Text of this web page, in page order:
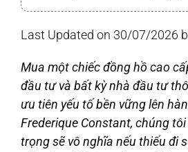
Last Updated on 30/07/2026
Mua một chiếc đồng hồ cao
đầu tư và bất kỳ nhà đầu tư
ưu tiên yếu tố bền vững lên
Frederique Constant, chúng
trọng sẽ vô nghĩa nếu thiếu đi